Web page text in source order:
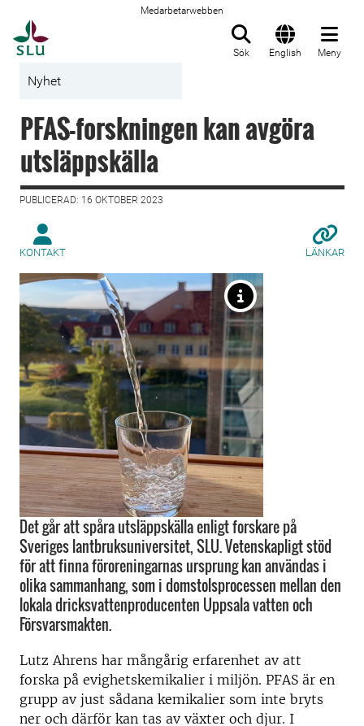
Medarbetarwebben
Sök English Meny
Nyhet
PFAS-forskningen kan avgöra
utsläppskälla
PUBLICERAD: 16 OKTOBER 2023
KONTAKT LÄNKAR
Det går att spåra utsläppskälla enligt forskare på
Sveriges lantbruksuniversitet, SLU. Vetenskapligt stöd
för att finna föroreningarnas ursprung kan användas i
olika sammanhang, som i domstolsprocessen mellan den
lokala dricksvattenproducenten Uppsala vatten och
Försvarsmakten.
Lutz Ahrens har mångårig erfarenhet av att
forska på evighetskemikalier i miljön. PFAS är en
grupp av just sådana kemikalier som inte bryts
ner och därför kan tas av växter och djur. I